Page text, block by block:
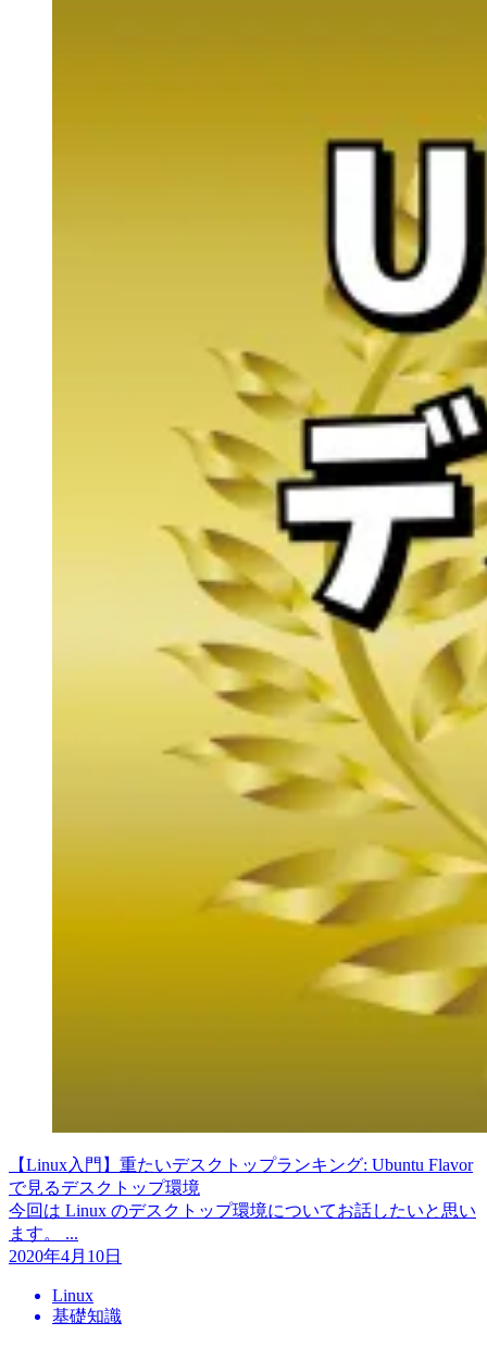
【Linux入門】重たいデスクトップランキング: Ubuntu Flavor
で見るデスクトップ環境
今回は Linux のデスクトップ環境についてお話したいと思い
ます。 ...
2020年4月10日
Linux
基礎知識